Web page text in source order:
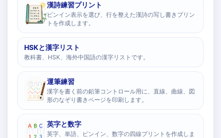
漢詩練習プリント
ピンイン表示を選び、行を整えた漢詩の写し書きプリン
トを作成します。
HSKと漢字リスト
教科書、HSK、海外中国語の漢字リストです。
運筆練習
漢字を書く前の鉛筆コントロール用に、直線、曲線、図
形のなぞり書きページを印刷します。
英字と数字
英字、単語、ピンイン、数字の四線プリントを作成しま